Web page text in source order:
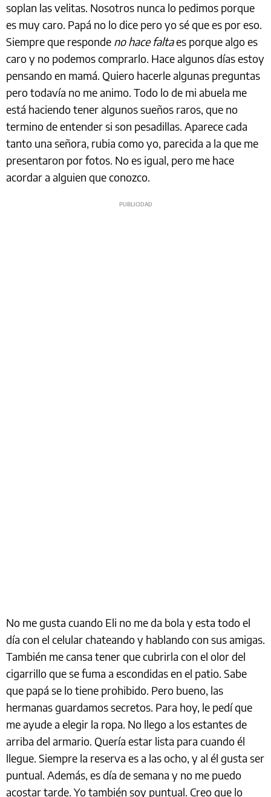
soplan las velitas. Nosotros nunca lo pedimos porque
es muy caro. Papá no lo dice pero yo sé que es por eso.
Siempre que responde no hace faltaes porque algo es
caro y no podemos comprarlo. Hace algunos días estoy
pensando en mamá. Quiero hacerle algunas preguntas
pero todavía no me animo. Todo lo de mi abuela me
está haciendo tener algunos sueños raros, que no
termino de entender si son pesadillas. Aparece cada
tanto una señora, rubia como yo, parecida a la que me
presentaron por fotos. No es igual, pero me hace
acordar a alguien que conozco.
No me gusta cuando Eli no me da bola y esta todo el
día con el celular chateando y hablando con sus amigas.
También me cansa tener que cubrirla con el olor del
cigarrillo que se fuma a escondidas en el patio. Sabe
que papá se lo tiene prohibido. Pero bueno, las
hermanas guardamos secretos. Para hoy, le pedí que
me ayude a elegir la ropa. No llego a los estantes de
arriba del armario. Quería estar lista para cuando él
llegue. Siempre la reserva es a las ocho, y al él gusta ser
puntual. Además, es día de semana y no me puedo
acostar tarde. Yo también soy puntual. Creo que lo